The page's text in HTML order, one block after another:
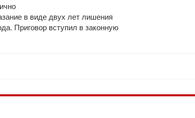
в виде двух лет лишения
Приговор вступил в законную